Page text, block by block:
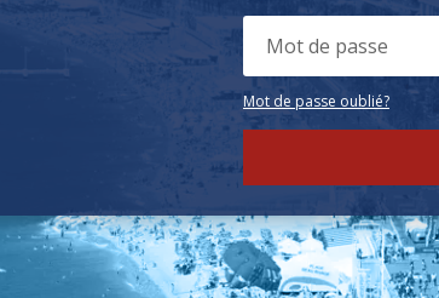
Mot de passe oublié?